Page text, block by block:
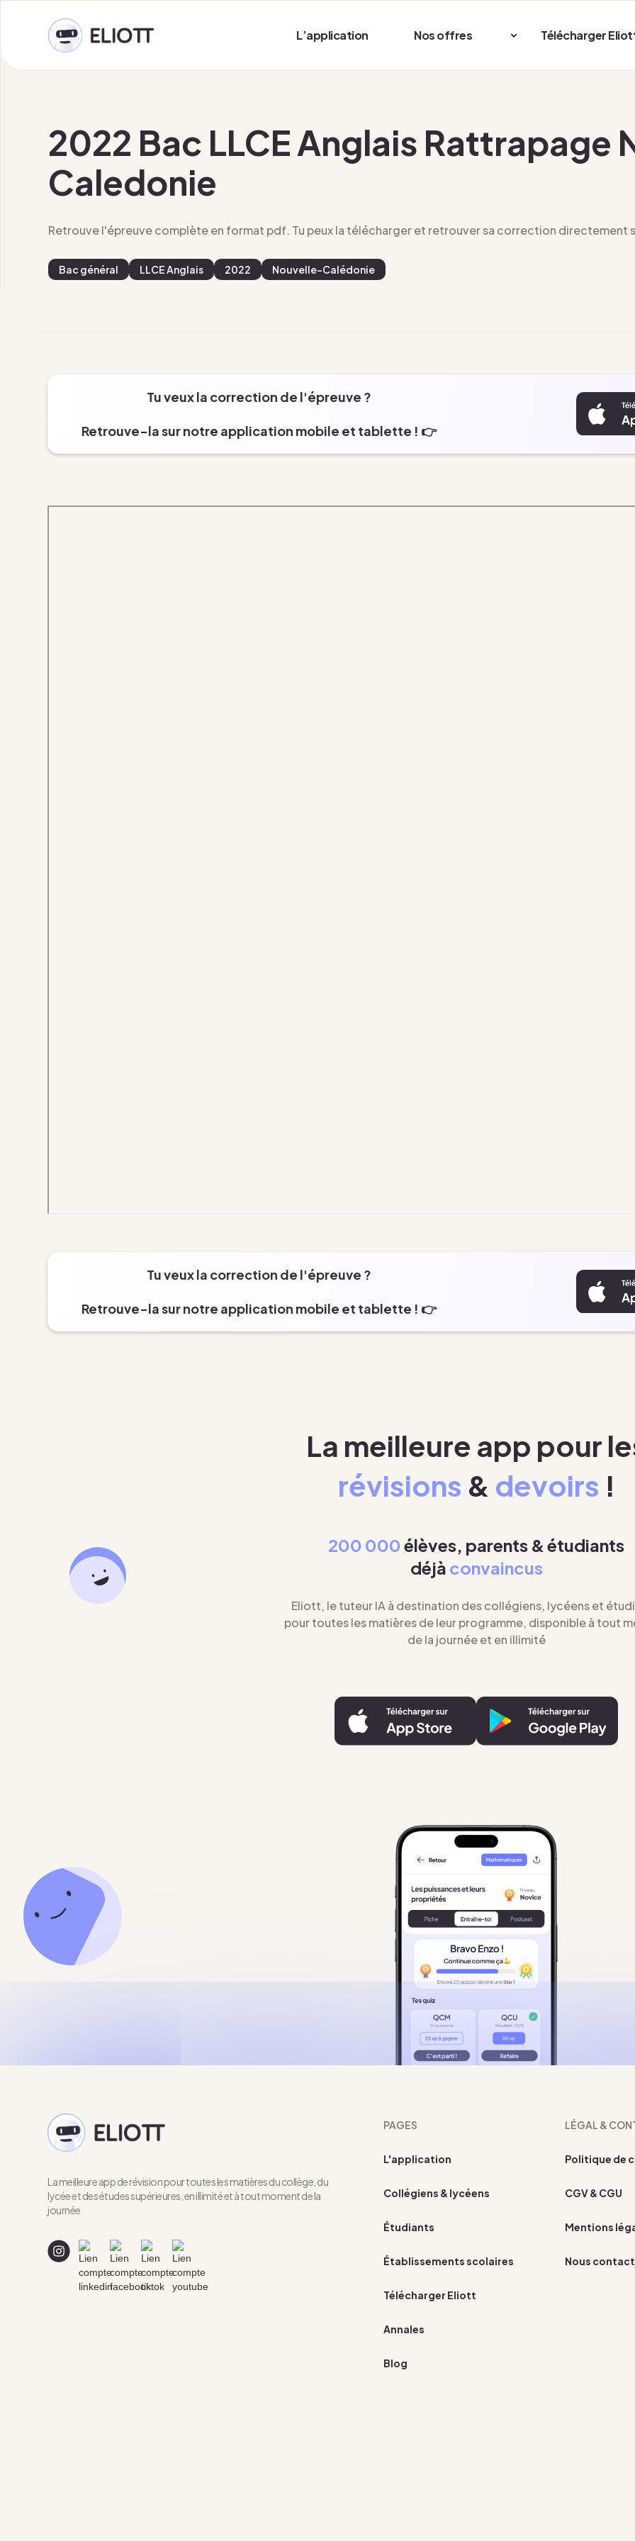
L’application Nos offres Télécharger
2022 Bac LLCE Anglais Rattrapage
Caledonie
Retrouve l'épreuve complète en format pdf. Tu peux la télécharger et retrouver sa correction directement
Bac général LLCE Anglais 2022 Nouvelle-Calédonie
Tu veux la correction de l'épreuve ?
Retrouve-la sur notre application mobile et tablette ! 👉
Tu veux la correction de l'épreuve ?
Retrouve-la sur notre application mobile et tablette ! 👉
La meilleure app pour
révisions & devoirs !
200 000élèves, parents & étudiants
déjà convaincus
Eliott, le tuteur IA à destination des collégiens, lycéens et
pour toutes les matières de leur programme, disponible à tout
de la journée et en illimité
La meilleure app de révision pour toutes les matières du collège, du
lycée et des études supérieures, en illimité et à tout moment de la
journée
PAGES
L'application
Collégiens & lycéens
Étudiants
Établissements scolaires
Télécharger Eliott
Annales
Blog
LÉGAL &
Politique de
CGV & CGU
Mentions
Nous